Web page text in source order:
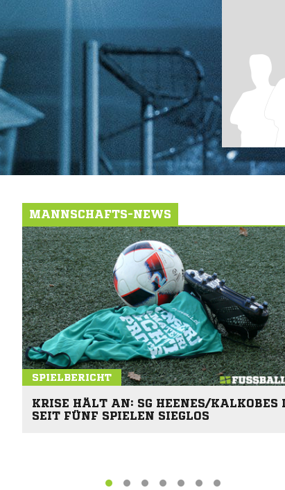
MANNSCHAFTS-NEWS
SPIELBERICHT
KRISE HÄLT AN: SG HEENES/KALKOBES
SEIT FÜNF SPIELEN SIEGLOS